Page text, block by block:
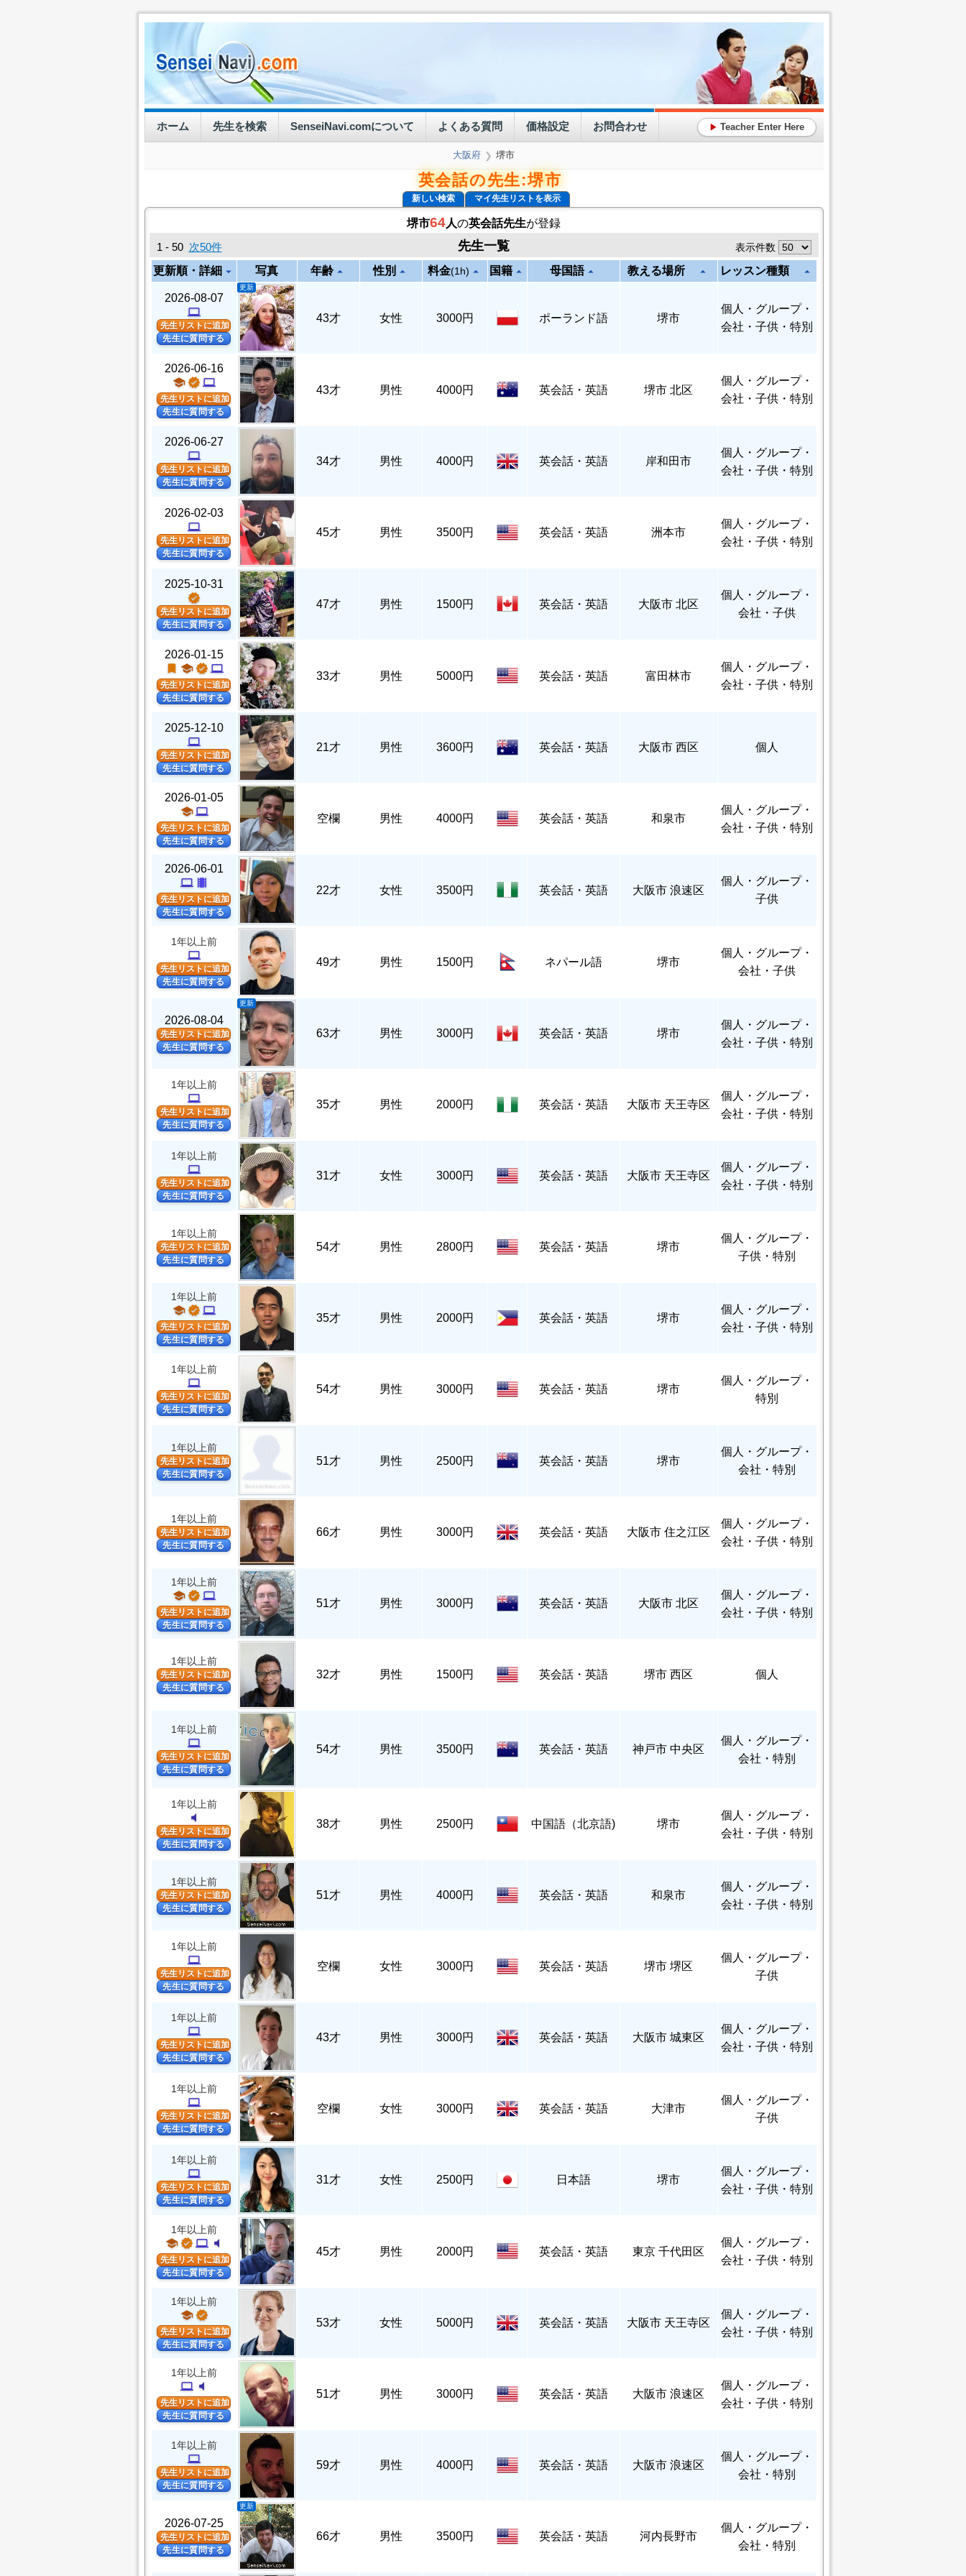
ホーム 先生を検索 SenseiNavi.comについて よくある質問 価格設定 お問合わせ ▶ Teacher Enter Here
大阪府 ❯ 堺市
英会話の先生:堺市
新しい検索 マイ先生リストを表示
堺市64人の英会話先生が登録
先生一覧
1 - 50 次50件 表示件数
更新順・詳細 arrow_drop_down 写真 年齢arrow_drop_up 性別 arrow_drop_up 料金(1h) arrow_drop_up 国籍arrow_drop_up 母国語arrow_drop_up 教える場所 arrow_drop_up レッスン種類 arrow_drop_up
2026-08-07
computer
先生リストに追加
先生に質問する
更新
43才 女性 3000円 ポーランド語 堺市
個人
・グループ・
会社・子供・特別
2026-06-16
school verified computer
先生リストに追加
先生に質問する
43才 男性 4000円 英会話・英語 堺市 北区
個人
・グループ・
会社・子供・特別
2026-06-27
computer
先生リストに追加
先生に質問する
34才 男性 4000円 英会話・英語 岸和田市
個人
・グループ・
会社・子供・特別
2026-02-03
computer
先生リストに追加
先生に質問する
45才 男性 3500円 英会話・英語 洲本市
個人
・グループ・
会社・子供・特別
2025-10-31
verified
先生リストに追加
先生に質問する
47才 男性 1500円 英会話・英語 大阪市 北区
個人
・グループ・
会社・子供
2026-01-15
turned_in school verified computer
先生リストに追加
先生に質問する
33才 男性 5000円 英会話・英語 富田林市
個人
・グループ・
会社・子供・特別
2025-12-10
computer
先生リストに追加
先生に質問する
21才 男性 3600円 英会話・英語 大阪市 西区 個人
2026-01-05
school computer
先生リストに追加
先生に質問する
空欄 男性 4000円 英会話・英語 和泉市
個人
・グループ・
会社・子供・特別
2026-06-01
computer theaters
先生リストに追加
先生に質問する
22才 女性 3500円 英会話・英語 大阪市 浪速区
個人
・グループ・
子供
1年以上前
computer
先生リストに追加
先生に質問する
49才 男性 1500円 ネパール語 堺市
個人
・グループ・
会社・子供
2026-08-04
先生リストに追加
先生に質問する
更新
63才 男性 3000円 英会話・英語 堺市
個人
・グループ・
会社・子供・特別
1年以上前
computer
先生リストに追加
先生に質問する
35才 男性 2000円 英会話・英語 大阪市 天王寺区
個人
・グループ・
会社・子供・特別
1年以上前
computer
先生リストに追加
先生に質問する
31才 女性 3000円 英会話・英語 大阪市 天王寺区
個人
・グループ・
会社・子供・特別
1年以上前
先生リストに追加
先生に質問する
54才 男性 2800円 英会話・英語 堺市
個人
・グループ・
子供・特別
1年以上前
school verified computer
先生リストに追加
先生に質問する
35才 男性 2000円 英会話・英語 堺市
個人
・グループ・
会社・子供・特別
1年以上前
computer
先生リストに追加
先生に質問する
54才 男性 3000円 英会話・英語 堺市
個人
・グループ・
特別
1年以上前
先生リストに追加
先生に質問する
51才 男性 2500円 英会話・英語 堺市
個人
・グループ・
会社・特別
1年以上前
先生リストに追加
先生に質問する
66才 男性 3000円 英会話・英語 大阪市 住之江区
個人
・グループ・
会社・子供・特別
1年以上前
school verified computer
先生リストに追加
先生に質問する
51才 男性 3000円 英会話・英語 大阪市 北区
個人
・グループ・
会社・子供・特別
1年以上前
先生リストに追加
先生に質問する
32才 男性 1500円 英会話・英語 堺市 西区 個人
1年以上前
computer
先生リストに追加
先生に質問する
54才 男性 3500円 英会話・英語 神戸市 中央区
個人
・グループ・
会社・特別
1年以上前
volume_mute
先生リストに追加
先生に質問する
38才 男性 2500円 中国語（北京語) 堺市
個人
・グループ・
会社・子供・特別
1年以上前
先生リストに追加
先生に質問する
51才 男性 4000円 英会話・英語 和泉市
個人
・グループ・
会社・子供・特別
1年以上前
computer
先生リストに追加
先生に質問する
空欄 女性 3000円 英会話・英語 堺市 堺区
個人
・グループ・
子供
1年以上前
computer
先生リストに追加
先生に質問する
43才 男性 3000円 英会話・英語 大阪市 城東区
個人
・グループ・
会社・子供・特別
1年以上前
computer
先生リストに追加
先生に質問する
空欄 女性 3000円 英会話・英語 大津市
個人
・グループ・
子供
1年以上前
computer
先生リストに追加
先生に質問する
31才 女性 2500円 日本語 堺市
個人
・グループ・
会社・子供・特別
1年以上前
school verified computer volume_mute
先生リストに追加
先生に質問する
45才 男性 2000円 英会話・英語 東京 千代田区
個人
・グループ・
会社・子供・特別
1年以上前
school verified
先生リストに追加
先生に質問する
53才 女性 5000円 英会話・英語 大阪市 天王寺区
個人
・グループ・
会社・子供・特別
1年以上前
computer volume_mute
先生リストに追加
先生に質問する
51才 男性 3000円 英会話・英語 大阪市 浪速区
個人
・グループ・
会社・子供・特別
1年以上前
computer
先生リストに追加
先生に質問する
59才 男性 4000円 英会話・英語 大阪市 浪速区
個人
・グループ・
会社・特別
2026-07-25
先生リストに追加
先生に質問する
更新
66才 男性 3500円 英会話・英語 河内長野市
個人
・グループ・
会社・特別